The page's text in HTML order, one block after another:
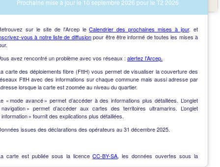
Prochaine mise à jour le 10 septembre 2026 pour le T2 2026
sur le site de l'Arcep leCalendrier des prochaines mises à jour. et
vous à notre liste de diffusionpour être être informé de toutes les mises à
avez rencontré un problème avec vos réseaux : alertez l'Arcep.
carte des déploiements fibre (FttH) vous permet de visualiser la couverture des
FttH avec des informations sur chaque commune mais aussi adresse par
lorsque la carte est zoomée au niveau du quartier.
« mode avancé » permet d’accéder à des informations plus détaillées. L’onglet
navigation » permet d’accéder aux cartes des territoires ultramarins. L’onglet
information » fournit des explications plus détaillées.
issues des déclarations des opérateurs au 31 décembre 2025.
carte est publiée sous la licenceCC-BY-SA, les données ouvertes sous la